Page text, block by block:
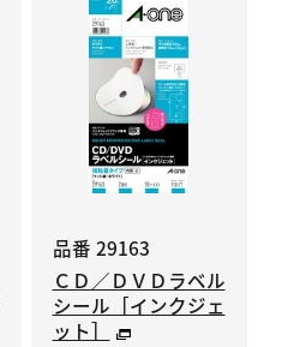
品番 29163
ＣＤ／ＤＶＤラベル
シール［インクジェ
ット］